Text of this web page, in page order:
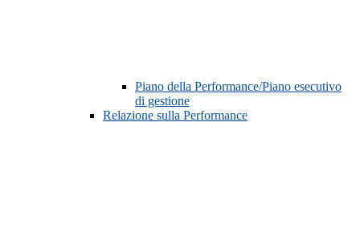
Piano della Performance/Piano esecutivo
di gestione
Relazione sulla Performance